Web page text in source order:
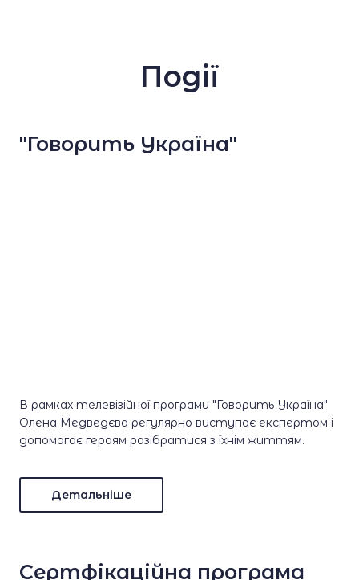
Події
"Говорить Україна"
В рамках телевізійної програми "Говорить Україна"
Олена Медведєва регулярно виступає експертом і
допомагає героям розібратися з їхнім життям.
Детальніше
Сертфікаційна програма